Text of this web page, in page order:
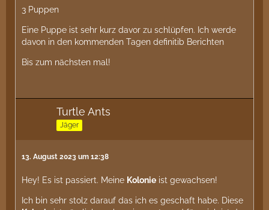
3 Puppen
Eine Puppe ist sehr kurz davor zu schlüpfen. Ich werde
davon in den kommenden Tagen definitib Berichten
Bis zum nächsten mal!
Turtle Ants
Jäger
13. August 2023 um 12:38
Hey! Es ist passiert. Meine Kolonie ist gewachsen!
Ich bin sehr stolz darauf das ich es geschaft habe. Diese